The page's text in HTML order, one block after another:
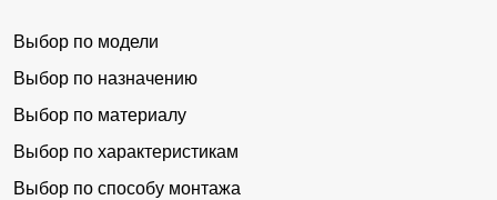
Выбор по модели
Выбор по назначению
Выбор по материалу
Выбор по характеристикам
Выбор по способу монтажа